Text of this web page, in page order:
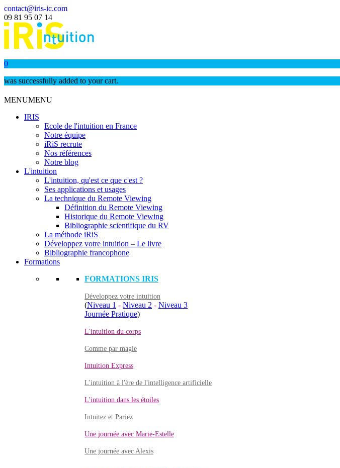
contact@iris-ic.com
09 81 95 07 14
0
was successfully added to your cart.
MENUMENU
IRIS
Ecole de l'intuition en France
Notre équipe
iRiS recrute
Nos références
Notre blog
L'intuition
L'intuition, qu'est ce que c'est ?
Ses applications et usages
La technique du Remote Viewing
Définition du Remote Viewing
Historique du Remote Viewing
Bibliographie scientifique du RV
La méthode iRiS
Développez votre intuition – Le livre
Bibliographie francophone
Formations
FORMATIONS IRIS
Développez votre intuition
(Niveau 1 - Niveau 2 - Niveau 3
Journée Pratique)
L'intuition du corps
Comme par magie
Intuition Express
L'intuition à l'ère de l'intelligence artificielle
L'intuition dans les étoiles
Intuitez et Pariez
Une journée avec Marie-Estelle
Une journée avec Alexis